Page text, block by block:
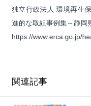
独立行政法人 環境再生
進的な取組事例集～静岡
https://www.erca.go.jp/
関連記事